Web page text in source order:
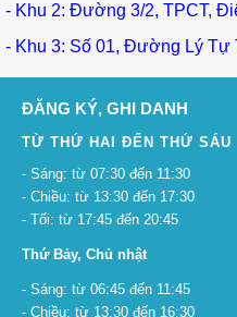
- Khu 2: Đường 3/2, TPCT,
- Khu 3: Số 01, Đường Lý Tự
ĐĂNG KÝ, GHI DANH
TỪ THỨ HAI ĐẾN THỨ SÁU
- Sáng: từ 07:30 đến 11:30
- Chiều: từ 13:30 đến 17:30
- Tối: từ 17:45 đến 20:45
Thứ Bảy, Chủ nhật
- Sáng: từ 06:45 đến 11:45
- Chiều: từ 13:30 đến 16:30